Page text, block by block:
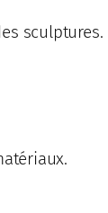
sculptures.